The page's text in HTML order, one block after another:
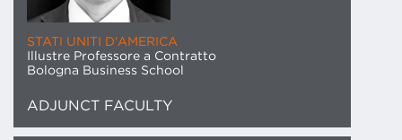
STATI UNITI D'AMERICA
Illustre Professore a Contratto
Bologna Business School
ADJUNCT FACULTY